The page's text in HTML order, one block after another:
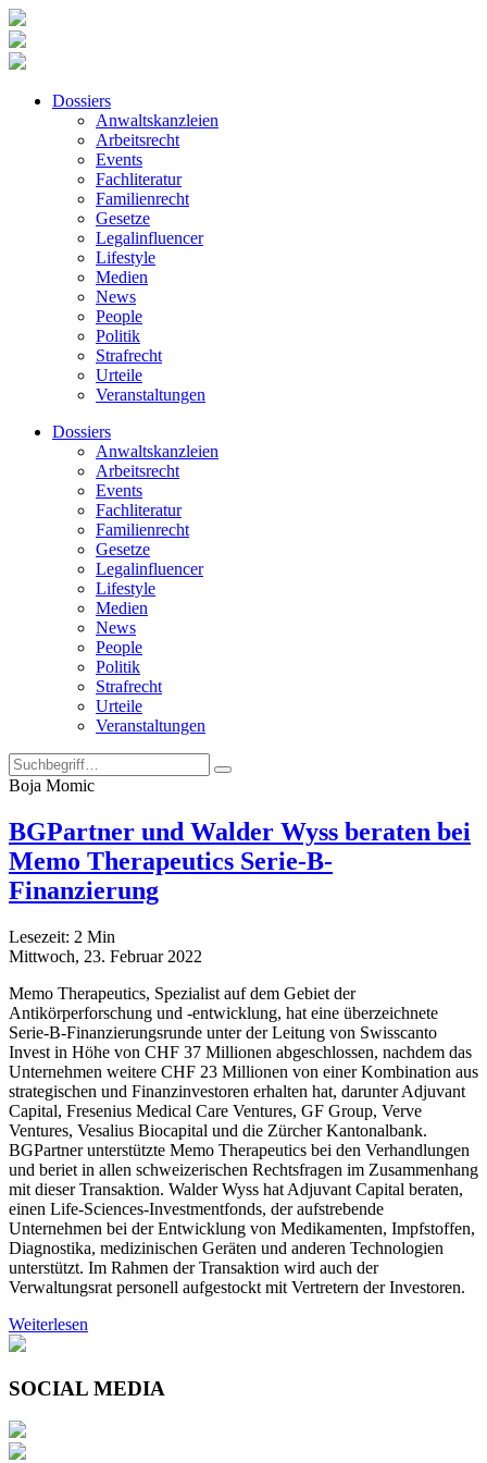
Dossiers
Anwaltskanzleien
Arbeitsrecht
Events
Fachliteratur
Familienrecht
Gesetze
Legalinfluencer
Lifestyle
Medien
News
People
Politik
Strafrecht
Urteile
Veranstaltungen
Dossiers
Anwaltskanzleien
Arbeitsrecht
Events
Fachliteratur
Familienrecht
Gesetze
Legalinfluencer
Lifestyle
Medien
News
People
Politik
Strafrecht
Urteile
Veranstaltungen
Boja Momic
BGPartner und Walder Wyss beraten bei
Memo Therapeutics Serie-B-
Finanzierung
Lesezeit: 2 Min
Mittwoch, 23. Februar 2022
Memo Therapeutics, Spezialist auf dem Gebiet der
Antikörperforschung und -entwicklung, hat eine überzeichnete
Serie-B-Finanzierungsrunde unter der Leitung von Swisscanto
Invest in Höhe von CHF 37 Millionen abgeschlossen, nachdem das
Unternehmen weitere CHF 23 Millionen von einer Kombination aus
strategischen und Finanzinvestoren erhalten hat, darunter Adjuvant
Capital, Fresenius Medical Care Ventures, GF Group, Verve
Ventures, Vesalius Biocapital und die Zürcher Kantonalbank.
BGPartner unterstützte Memo Therapeutics bei den Verhandlungen
und beriet in allen schweizerischen Rechtsfragen im Zusammenhang
mit dieser Transaktion. Walder Wyss hat Adjuvant Capital beraten,
einen Life-Sciences-Investmentfonds, der aufstrebende
Unternehmen bei der Entwicklung von Medikamenten, Impfstoffen,
Diagnostika, medizinischen Geräten und anderen Technologien
unterstützt. Im Rahmen der Transaktion wird auch der
Verwaltungsrat personell aufgestockt mit Vertretern der Investoren.
Weiterlesen
SOCIAL MEDIA